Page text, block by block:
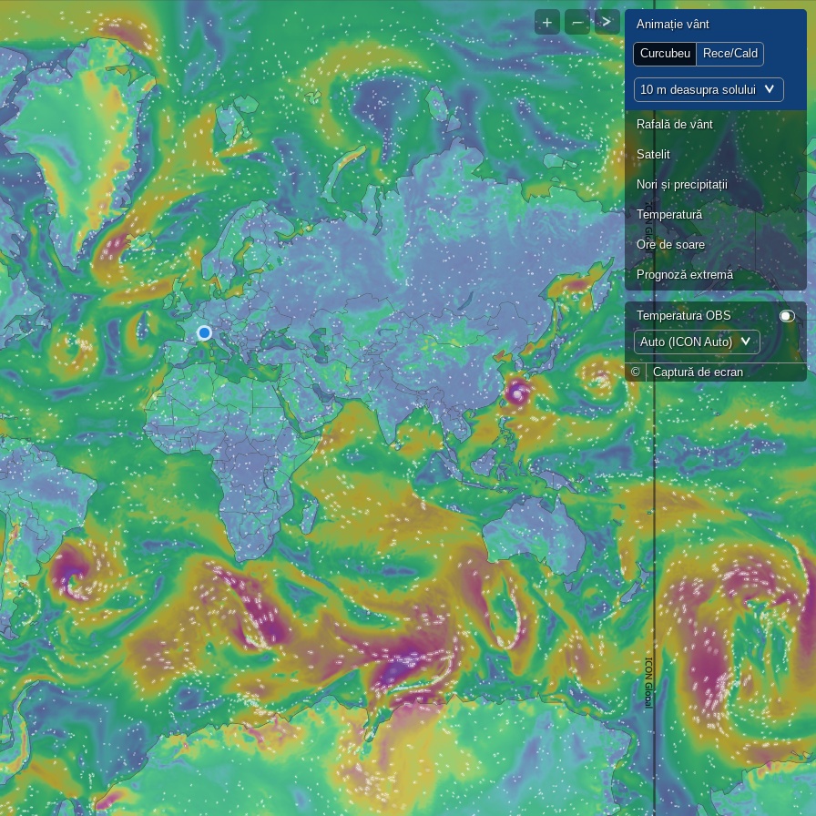
Temperatura OBS
Auto (ICON Auto)
© Captură de ecran
Animație vânt
Curcubeu Rece/Cald
10 m deasupra solului
Rafală de vânt
Satelit
Nori și precipitații
Temperatură
Ore de soare
Prognoză extremă
+ −